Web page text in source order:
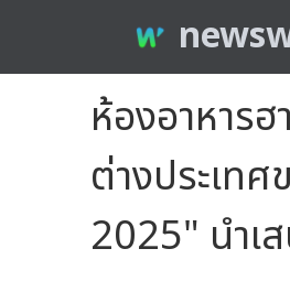
ห้องอาหาร
ต่างประเท
2025" นำเ